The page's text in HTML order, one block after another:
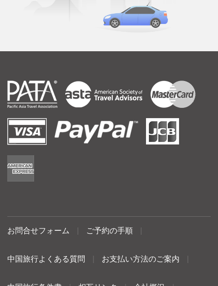
お問合せフォーム ご予約の手順
中国旅行よくある質問 お支払い方法のご案内